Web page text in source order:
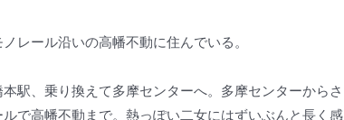
レール沿いの高幡不動に住んでいる。
駅、乗り換えて多摩センターへ。多摩センターからさ
ルで高幡不動まで。熱っぽい二女にはずいぶんと長く感